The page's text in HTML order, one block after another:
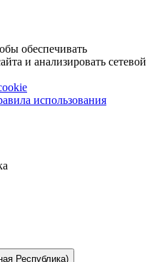
обеспечивать
и анализировать сетевой
использования
Республика)